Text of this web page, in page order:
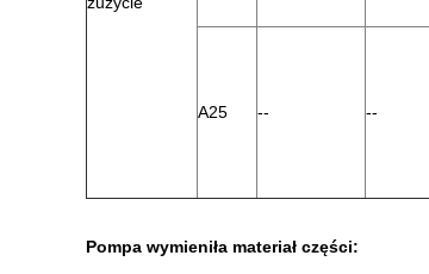
A25 -- --
Pompa wymieniła materiał części: